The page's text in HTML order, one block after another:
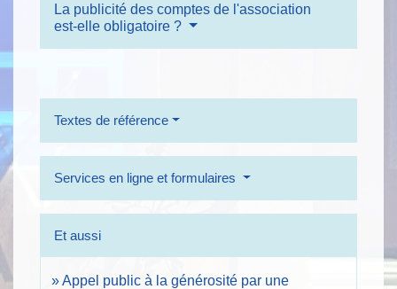
La publicité des comptes de l'association
est-elle obligatoire ?
Textes de référence
Services en ligne et formulaires
Et aussi
Appel public à la générosité par une